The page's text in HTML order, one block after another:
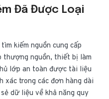
Đã Được Loại
kiếm nguồn cung cấp
thượng nguồn, thiết bị làm
lớp an toàn được tài liệu
xác trong các đơn hàng dài
dữ liệu về khả năng quy